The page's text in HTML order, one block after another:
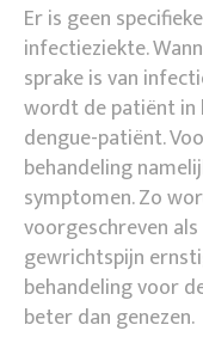
Er is geen
infectieziekte.
sprake is van
wordt de patiënt in
dengue-patiënt.
behandeling
symptomen. Zo
voorgeschreven
gewrichtspijn
behandeling voor
beter dan genezen.